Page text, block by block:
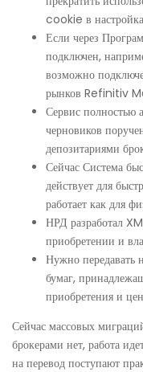
cookie в
Если через
подключен,
возможно
рынков Refinitiv
Сервис полностью
черновиков
депозитариями
Сейчас Система
действует для
работает как для
НРД разработал
приобретении и
Нужно передавать
бумаг,
приобретения и
Сейчас массовых
брокерами нет, работа
на перевод поступают